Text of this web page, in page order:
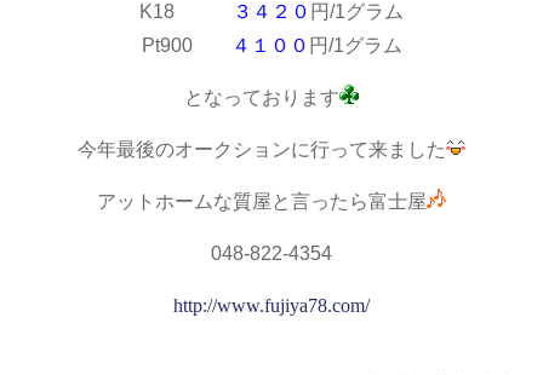
K18 ３４２０ 円/1グラム
Pt900
４１００ 円/1グラム
となっております
今年最後のオークションに行って来ました
アットホームな質屋と言ったら富士屋
048-822-4354
http://www.fujiya78.com/